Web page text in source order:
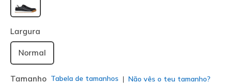
selecionado
Largura
Normal
Tamanho Tabela de tamanhos Não vês o teu tamanho?